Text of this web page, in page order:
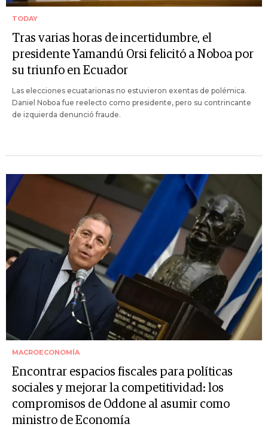
TODAY
Tras varias horas de incertidumbre, el
presidente Yamandú Orsi felicitó a Noboa por
su triunfo en Ecuador
Las elecciones ecuatarionas no estuvieron exentas de polémica.
Daniel Noboa fue reelecto como presidente, pero su contrincante
de izquierda denunció fraude.
MACROECONOMÍA
Encontrar espacios fiscales para políticas
sociales y mejorar la competitividad: los
compromisos de Oddone al asumir como
ministro de Economía